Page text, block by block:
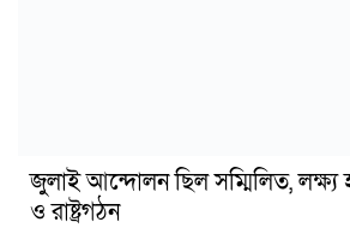
জুলাই আন্দোলন ছিল সম্মিলিত,
ও রাষ্ট্রগঠন